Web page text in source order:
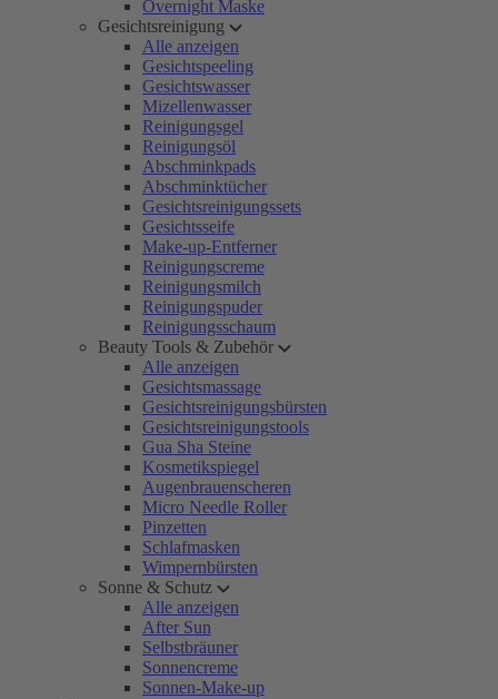
Overnight Maske
Gesichtsreinigung
Alle anzeigen
Gesichtspeeling
Gesichtswasser
Mizellenwasser
Reinigungsgel
Reinigungsöl
Abschminkpads
Abschminktücher
Gesichtsreinigungssets
Gesichtsseife
Make-up-Entferner
Reinigungscreme
Reinigungsmilch
Reinigungspuder
Reinigungsschaum
Beauty Tools & Zubehör
Alle anzeigen
Gesichtsmassage
Gesichtsreinigungsbürsten
Gesichtsreinigungstools
Gua Sha Steine
Kosmetikspiegel
Augenbrauenscheren
Micro Needle Roller
Pinzetten
Schlafmasken
Wimpernbürsten
Sonne & Schutz
Alle anzeigen
After Sun
Selbstbräuner
Sonnencreme
Sonnen-Make-up